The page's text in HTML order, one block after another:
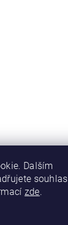
Dalším
souhlas
zde.